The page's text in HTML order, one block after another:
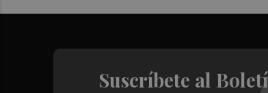
Suscríbete al